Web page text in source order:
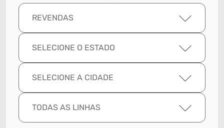
REVENDAS
SELECIONE O ESTADO
SELECIONE A CIDADE
TODAS AS LINHAS